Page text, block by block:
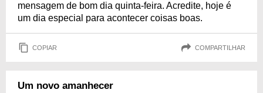
mensagem de bom dia quinta-feira. Acredite, hoje é
um dia especial para acontecer coisas boas.
COPIAR COMPARTILHAR
Um novo amanhecer